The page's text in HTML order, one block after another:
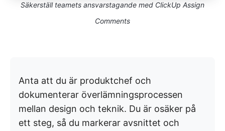
Säkerställ teamets ansvarstagande med ClickUp Assign
Comments
Anta att du är produktchef och
dokumenterar överlämningsprocessen
mellan design och teknik. Du är osäker på
ett steg, så du markerar avsnittet och